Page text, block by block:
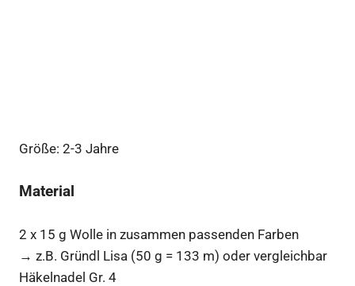
Größe: 2-3 Jahre
Material
2 x 15 g Wolle in zusammen passenden Farben
→ z.B. Gründl Lisa (50 g = 133 m) oder vergleichbar
Häkelnadel Gr. 4